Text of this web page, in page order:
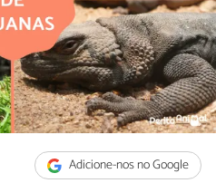
Adicione-nos no Google